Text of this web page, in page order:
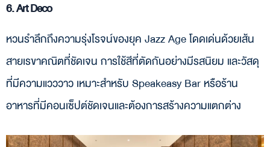
6. Art Deco
หวนรำลึกถึงความรุ่งโรจน์ของยุค Jazz Age โดดเด่นด้วยเส้น
สายเรขาคณิตที่ชัดเจน การใช้สีที่ตัดกันอย่างมีรสนิยม และวัสดุ
ที่มีความแวววาว เหมาะสำหรับ Speakeasy Bar หรือร้าน
อาหารที่มีคอนเซ็ปต์ชัดเจนและต้องการสร้างความแตกต่าง